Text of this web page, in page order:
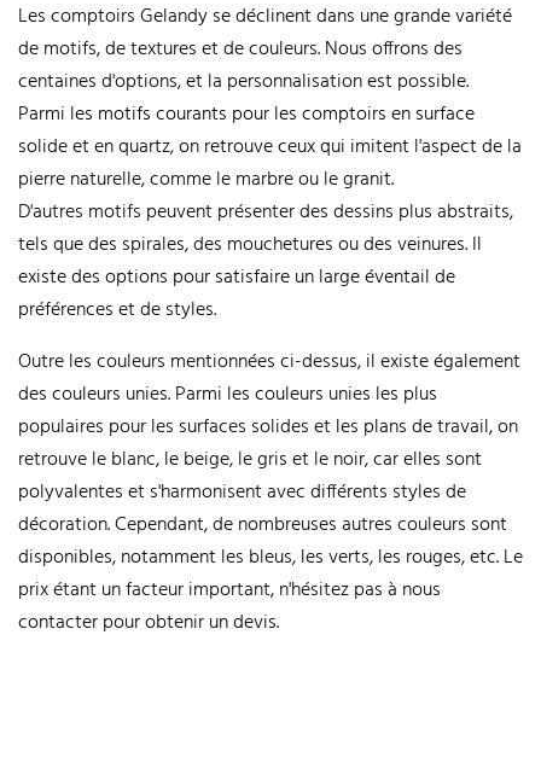
Les comptoirs Gelandy se déclinent dans une grande variété
de motifs, de textures et de couleurs. Nous offrons des
centaines d'options, et la personnalisation est possible.
Parmi les motifs courants pour les comptoirs en surface
solide et en quartz, on retrouve ceux qui imitent l'aspect de la
pierre naturelle, comme le marbre ou le granit.
D'autres motifs peuvent présenter des dessins plus abstraits,
tels que des spirales, des mouchetures ou des veinures. Il
existe des options pour satisfaire un large éventail de
préférences et de styles.
Outre les couleurs mentionnées ci-dessus, il existe également
des couleurs unies. Parmi les couleurs unies les plus
populaires pour les surfaces solides et les plans de travail, on
retrouve le blanc, le beige, le gris et le noir, car elles sont
polyvalentes et s'harmonisent avec différents styles de
décoration. Cependant, de nombreuses autres couleurs sont
disponibles, notamment les bleus, les verts, les rouges, etc.Le
prix étant un facteur important, n'hésitez pas à nous
contacter pour obtenir un devis.